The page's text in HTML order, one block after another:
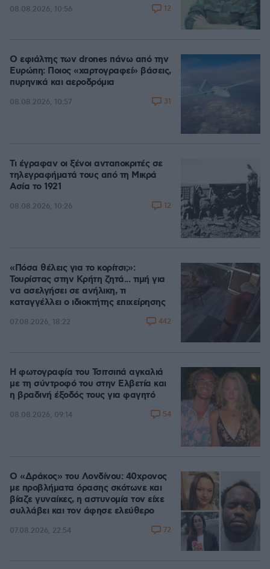
08.08.2026, 10:56 12
Ο εφιάλτης των drones πάνω από την
Ευρώπη: Ποιος «χαρτογραφεί» βάσεις,
πυρηνικά και αεροδρόμια
08.08.2026, 10:57 31
Τι έγραφαν οι ξένοι ανταποκριτές σε
τηλεγραφήματά τους από τη Μικρά
Ασία το 1921
08.08.2026, 10:26 12
«Πόσα θέλεις για το κορίτσι;»:
Τουρίστας στην Κρήτη ζητά... τιμή για
να ασελγήσει σε ανήλικη, τι
καταγγέλλει ο ιδιοκτήτης επιχείρησης
07.08.2026, 18:22 442
Η φωτογραφία του Τσιτσιπά αγκαλιά
με τη σύντροφό του στην Ελβετία και
η βραδινή έξοδός τους για φαγητό
08.08.2026, 09:14 54
Ο «Δράκος» του Λονδίνου: 40χρονος
με προβλήματα όρασης σκότωνε και
βίαζε γυναίκες, η αστυνομία τον είχε
συλλάβει και τον άφησε ελεύθερο
07.08.2026, 22:54 72